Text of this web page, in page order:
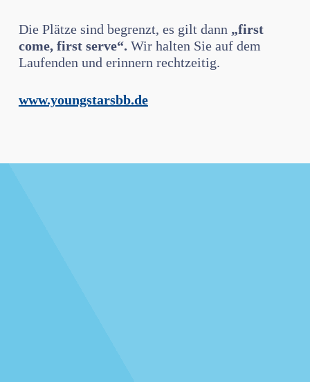
Die Plätze sind begrenzt, es gilt dann „first
come, first serve“. Wir halten Sie auf dem
Laufenden und erinnern rechtzeitig.
www.youngstarsbb.de